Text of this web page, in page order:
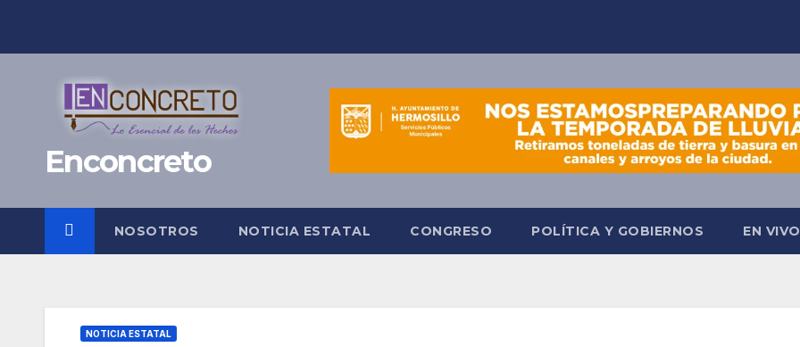
Enconcreto
NOSOTROS NOTICIA ESTATAL CONGRESO POLÍTICA Y GOBIERNOS EN
NOTICIA ESTATAL